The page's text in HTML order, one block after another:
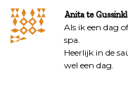
Anita te
Als ik een dag
spa.
Heerlijk in de
wel een dag.